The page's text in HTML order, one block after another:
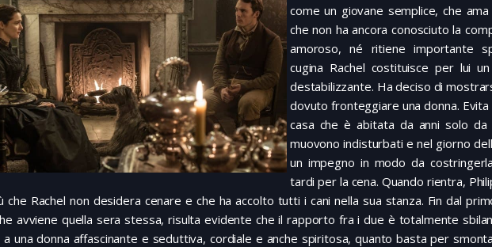
come un giovane semplice, che
che non ha ancora conosciuto la
amoroso, né ritiene importante
cugina Rachel costituisce per lui
destabilizzante. Ha deciso di
dovuto fronteggiare una donna.
casa che è abitata da anni solo da
muovono indisturbati e nel giorno
un impegno in modo da
tardi per la cena. Quando rientra,
che Rachel non desidera cenare e che ha accolto tutti i cani nella sua stanza. Fin dal
avviene quella sera stessa, risulta evidente che il rapporto fra i due è totalmente
una donna affascinante e seduttiva, cordiale e anche spiritosa, quanto basta per